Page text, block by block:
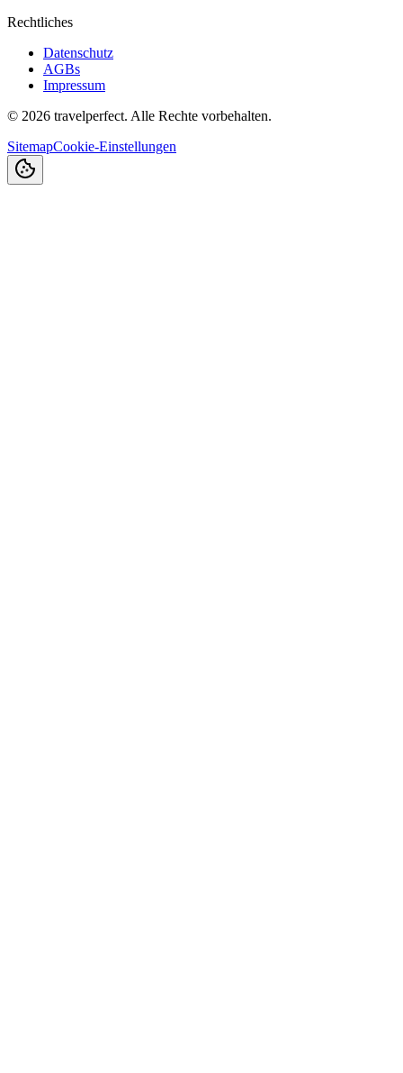
Rechtliches
Datenschutz
AGBs
Impressum
© 2026 travelperfect. Alle Rechte vorbehalten.
SitemapCookie-Einstellungen